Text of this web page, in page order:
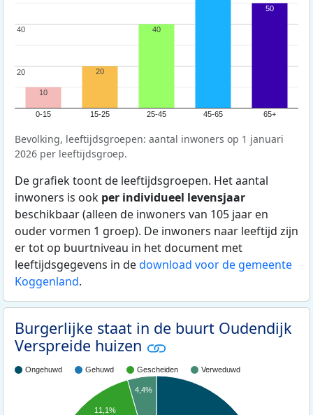
0-15 15-25 25-45 45-65 65+
20
20
40
40
10
20
40
50
Bevolking, leeftijdsgroepen: aantal inwoners op 1 januari
2026 per leeftijdsgroep.
De grafiek toont de leeftijdsgroepen. Het aantal
inwoners is ook per individueel levensjaar
beschikbaar (alleen de inwoners van 105 jaar en
ouder vormen 1 groep). De inwoners naar leeftijd zijn
er tot op buurtniveau in het document met
leeftijdsgegevens in dedownload voor de gemeente
Koggenland.
Burgerlijke staat in de buurt Oudendijk
Verspreide huizen
Ongehuwd Gehuwd Gescheiden Verweduwd
4,4%
11,1%